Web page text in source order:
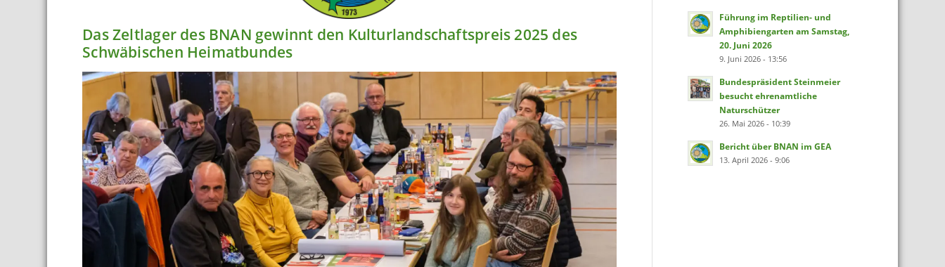
Das Zeltlager des BNAN gewinnt den Kulturlandschaftspreis 2025 des
Schwäbischen Heimatbundes
Führung im Reptilien- und
Amphibiengarten am Samstag,
20. Juni 2026
9. Juni 2026 - 13:56
Bundespräsident Steinmeier
besucht ehrenamtliche
Naturschützer
26. Mai 2026 - 10:39
Bericht über BNAN im GEA
13. April 2026 - 9:06